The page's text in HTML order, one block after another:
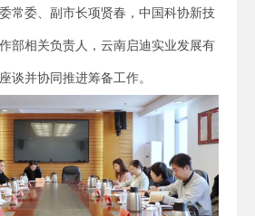
常委、副市长项贤春，中国科协新技
部相关负责人，云南启迪实业发展有
谈并协同推进筹备工作。